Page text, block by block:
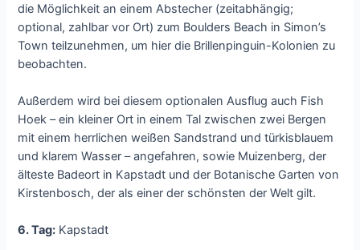
die Möglichkeit an einem Abstecher (zeitabhängig;
optional, zahlbar vor Ort) zum Boulders Beach in Simon’s
Town teilzunehmen, um hier die Brillenpinguin-Kolonien zu
beobachten.
Außerdem wird bei diesem optionalen Ausflug auch Fish
Hoek – ein kleiner Ort in einem Tal zwischen zwei Bergen
mit einem herrlichen weißen Sandstrand und türkisblauem
und klarem Wasser – angefahren, sowie Muizenberg, der
älteste Badeort in Kapstadt und der Botanische Garten von
Kirstenbosch, der als einer der schönsten der Welt gilt.
6. Tag: Kapstadt